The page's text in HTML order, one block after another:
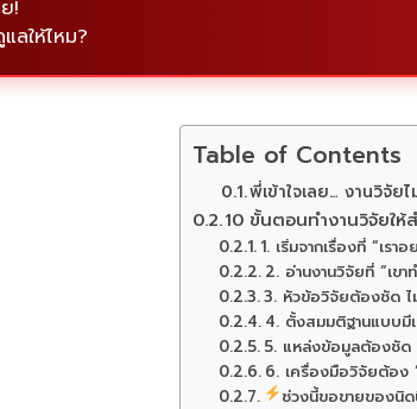
!
ลให้ไหม?
Table of Contents
พี่เข้าใจเลย… งานวิจัย
10 ขั้นตอนทำงานวิจัยให้
1. เริ่มจากเรื่องที่ “เรา
2. อ่านงานวิจัยที่ “เขา
3. หัวข้อวิจัยต้องชัด ไ
4. ตั้งสมมติฐานแบบมี
5. แหล่งข้อมูลต้องชัด
6. เครื่องมือวิจัยต้อง
ช่วงนี้ขอขายของนิ